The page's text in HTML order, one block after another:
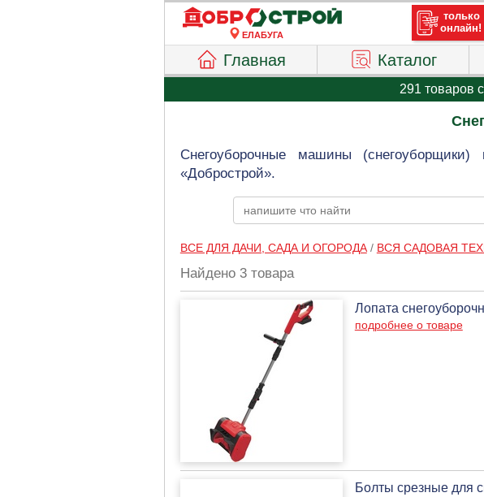
ЕЛАБУГА
Главная Каталог
291 товаров
Снегоуборочные машины
«Добрострой».
ВСЕ ДЛЯ ДАЧИ, САДА И ОГОРОДА/ ВСЯ САДОВАЯ
Найдено 3 товара
Лопата
подробнее о товаре
Болты срезные для